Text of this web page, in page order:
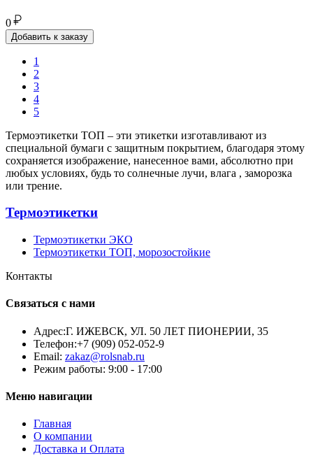
0
Добавить к заказу
1
2
3
4
5
Термоэтикетки ТОП – эти этикетки изготавливают из
специальной бумаги с защитным покрытием, благодаря этому
сохраняется изображение, нанесенное вами, абсолютно при
любых условиях, будь то солнечные лучи, влага , заморозка
или трение.
Термоэтикетки
Термоэтикетки ЭКО
Термоэтикетки ТОП, морозостойкие
Контакты
Связаться с нами
Адрес:Г. ИЖЕВСК, УЛ. 50 ЛЕТ ПИОНЕРИИ, 35
Телефон:+7 (909) 052-052-9
Email: zakaz@rolsnab.ru
Режим работы: 9:00 - 17:00
Меню навигации
Главная
О компании
Доставка и Оплата